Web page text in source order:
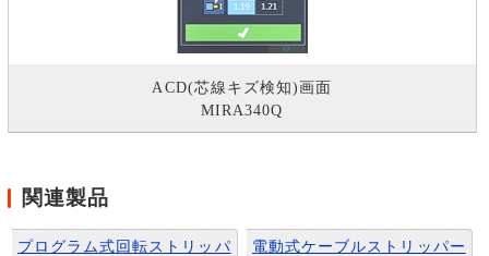
ACD(芯線キズ検知)画面
MIRA340Q
関連製品
プログラム式回転ストリッパ
電動式ケーブルストリッパー